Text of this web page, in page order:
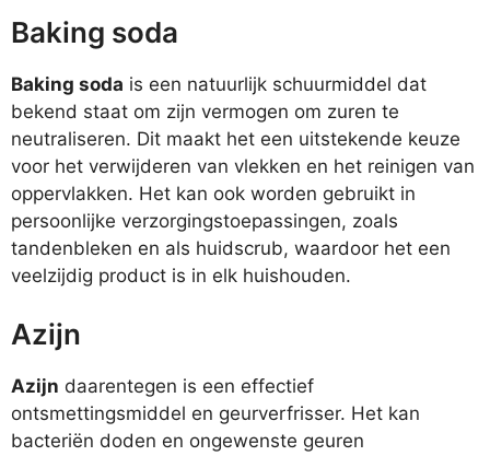
Baking soda
Baking soda is een natuurlijk schuurmiddel dat
bekend staat om zijn vermogen om zuren te
neutraliseren. Dit maakt het een uitstekende keuze
voor het verwijderen van vlekken en het reinigen van
oppervlakken. Het kan ook worden gebruikt in
persoonlijke verzorgingstoepassingen, zoals
tandenbleken en als huidscrub, waardoor het een
veelzijdig product is in elk huishouden.
Azijn
Azijn daarentegen is een effectief
ontsmettingsmiddel en geurverfrisser. Het kan
bacteriën doden en ongewenste geuren